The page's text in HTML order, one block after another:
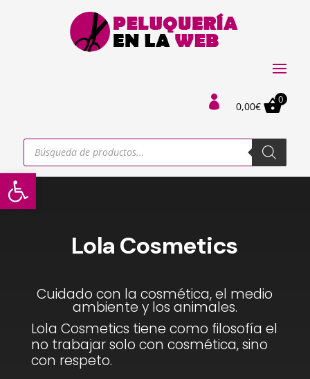
Abrir barra de herramientas
 0,00€
0
Búsqueda
productos
Lola Cosmetics
Cuidado con la cosmética, el medio
ambiente y los animales.
Lola Cosmetics tiene como filosofía el
no trabajar solo con cosmética, sino
con respeto.